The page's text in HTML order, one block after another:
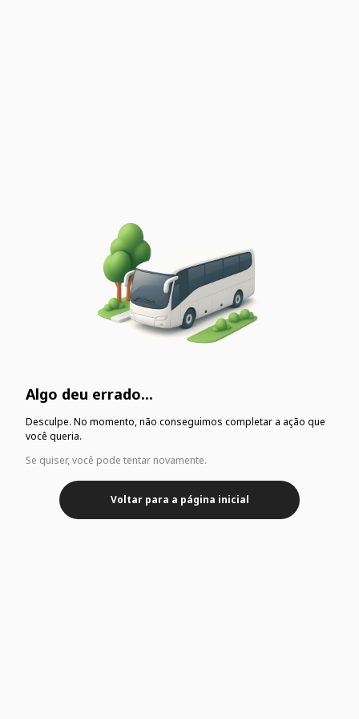
Algo deu errado...
Desculpe. No momento, não conseguimos completar a ação que
você queria.
Se quiser, você pode tentar novamente.
Voltar para a página inicial